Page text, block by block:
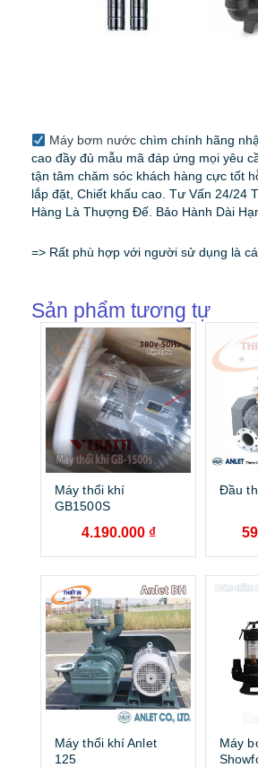
Máy bơm nước chìm chính hãng
cao đầy đủ mẫu mã đáp ứng mọi yêu
tận tâm chăm sóc khách hàng cực tốt
lắp đặt, Chiết khấu cao. Tư Vấn 24/24
Hàng Là Thượng Đế. Bảo Hành Dài
=> Rất phù hợp với người sử dụng là
Sản phẩm tương tự
Máy thổi khí
GB1500S
4.190.000 ₫
Đầu
Máy thổi khí Anlet
125
Máy